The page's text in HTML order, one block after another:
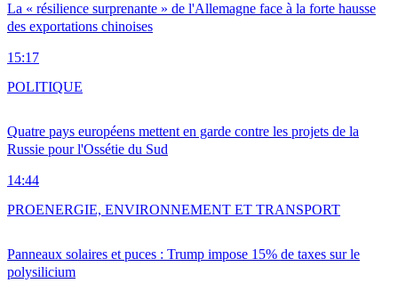
La « résilience surprenante » de l'Allemagne face à la forte hausse
des exportations chinoises
15:17
Quatre pays européens mettent en garde contre les projets de la
Russie pour l'Ossétie du Sud
14:44
POLITIQUE
Panneaux solaires et puces : Trump impose 15% de taxes sur le
polysilicium
PROENERGIE, ENVIRONNEMENT ET TRANSPORT